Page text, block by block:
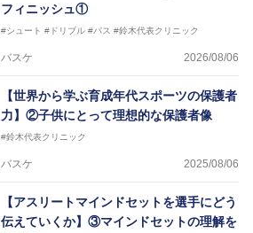
フィニッシュ①
#シュート #ドリブル #パス #鈴木代表クリニック
バスケ 2026/08/06
【世界から学ぶ育成年代スポーツの保護者
力】②子供にとって理想的な保護者像
#鈴木代表クリニック
バスケ 2025/08/06
【アスリートマインドセットを選手にどう
伝えていくか】③マインドセットの理解を